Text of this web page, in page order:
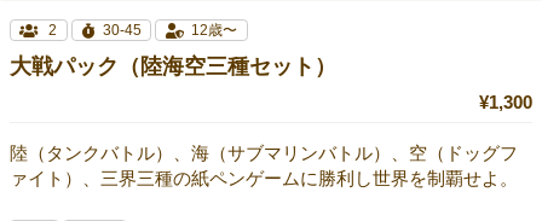
2 30-45 12歳〜
大戦パック（陸海空三種セット）
¥1,300
陸（タンクバトル）、海（サブマリンバトル）、空（ドッグフ
ァイト）、三界三種の紙ペンゲームに勝利し世界を制覇せよ。